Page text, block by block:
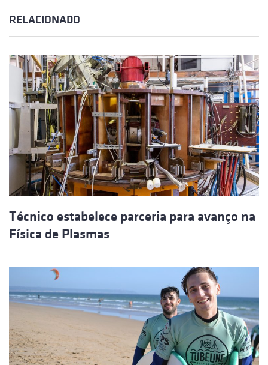
RELACIONADO
Técnico estabelece parceria para avanço na
Física de Plasmas